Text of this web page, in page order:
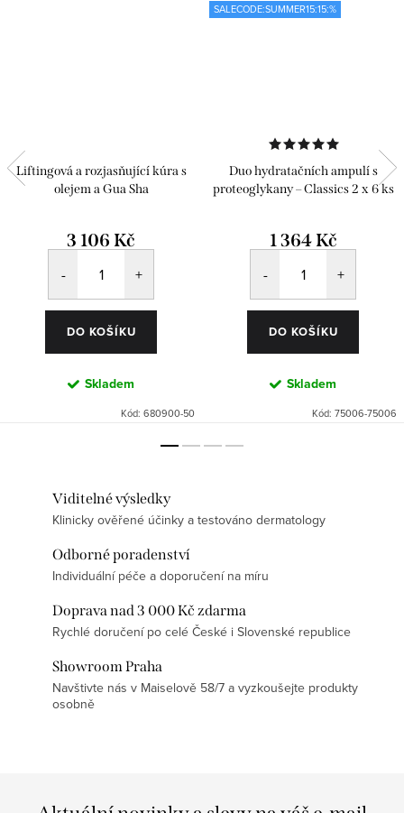
Liftingová a rozjasňující kúra s
olejem a Gua Sha
3 106 Kč
DO KOŠÍKU
Skladem
Kód: 680900-50
SALECODE:SUMMER15:15:%
Duo hydratačních ampulí s
proteoglykany – Classics 2 x 6 ks
1 364 Kč
DO KOŠÍKU
Skladem
Kód: 75006-75006
Viditelné výsledky
Klinicky ověřené účinky a testováno dermatology
Odborné poradenství
Individuální péče a doporučení na míru
Doprava nad 3 000 Kč zdarma
Rychlé doručení po celé České i Slovenské republice
Showroom Praha
Navštivte nás v Maiselově 58/7 a vyzkoušejte produkty
osobně